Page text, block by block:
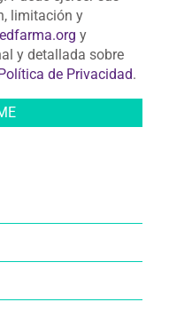
y
y detallada sobre
de Privacidad